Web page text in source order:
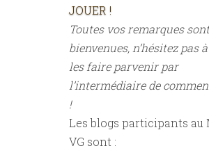
JOUER !
Toutes vos remarques
bienvenues, n’hésitez pas
les faire parvenir par
l’intermédiaire de
!
Les blogs participants au
VG sont :